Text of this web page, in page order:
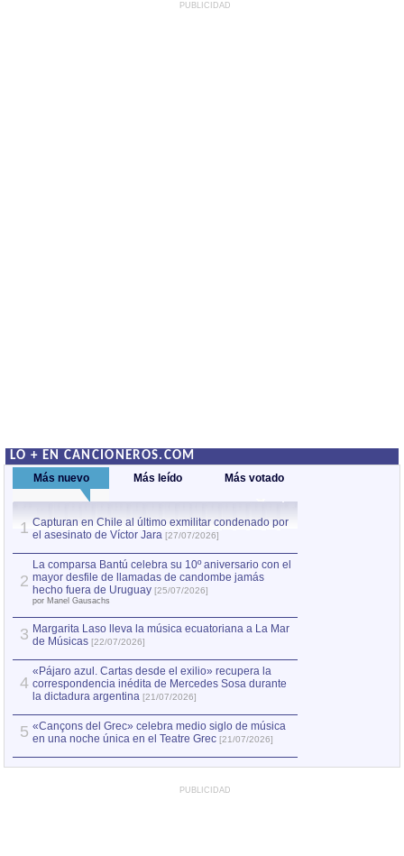
PUBLICIDAD
LO + EN CANCIONEROS.COM
Más nuevo Más leído Más votado
1 Capturan en Chile al último exmilitar condenado por
el asesinato de Víctor Jara [27/07/2026]
2
La comparsa Bantú celebra su 10º aniversario con el
mayor desfile de llamadas de candombe jamás
hecho fuera de Uruguay [25/07/2026]
por Manel Gausachs
3 Margarita Laso lleva la música ecuatoriana a La Mar
de Músicas [22/07/2026]
4
«Pájaro azul. Cartas desde el exilio» recupera la
correspondencia inédita de Mercedes Sosa durante
la dictadura argentina [21/07/2026]
5 «Cançons del Grec» celebra medio siglo de música
en una noche única en el Teatre Grec [21/07/2026]
PUBLICIDAD